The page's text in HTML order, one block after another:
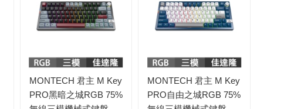
MONTECH 君主 M Key
PRO黑暗之城RGB 75%
MONTECH 君主 M Key
PRO自由之城RGB 75%